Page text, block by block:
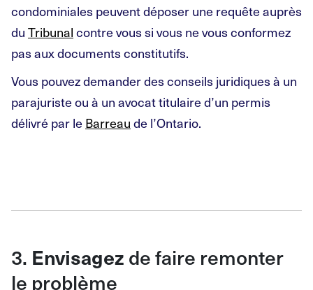
condominiales peuvent déposer une requête auprès
duTribunalcontre vous si vous ne vous conformez
pas aux documents constitutifs.
Vous pouvez demander des conseils juridiques à un
parajuriste ou à un avocat titulaire d’un permis
délivré par leBarreaude l’Ontario.
3. Envisagez de faire remonter
le problème